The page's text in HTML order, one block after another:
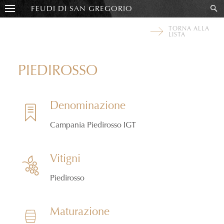
FEUDI DI SAN GREGORIO
TORNA ALLA
LISTA
PIEDIROSSO
Denominazione
Campania Piedirosso IGT
Vitigni
Piedirosso
Maturazione